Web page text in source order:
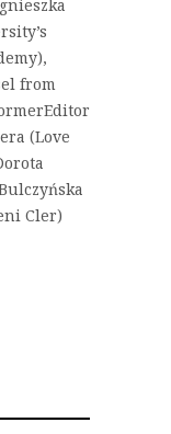
from
(Love
Cler)